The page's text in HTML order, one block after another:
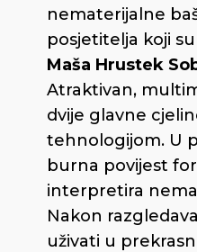
nematerijalne
posjetitelja koji
Maša Hrustek
Atraktivan,
dvije glavne
tehnologijom. U
burna povijest
interpretira
Nakon
uživati u